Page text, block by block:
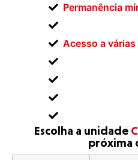
Permanência
Acesso a
Escolha a unidade
próxima